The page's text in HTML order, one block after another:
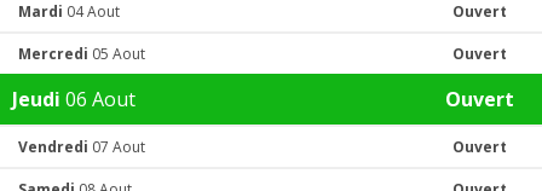
Mardi 04 Aout Ouvert
Mercredi 05 Aout Ouvert
Jeudi 06 Aout Ouvert
Vendredi 07 Aout Ouvert